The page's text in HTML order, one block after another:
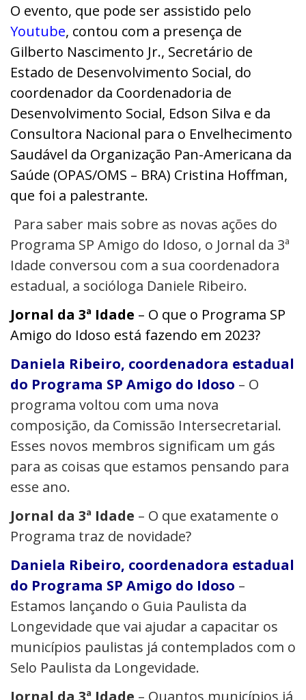
O evento, que pode ser assistido pelo
Youtube, contou com a presença de
Gilberto Nascimento Jr., Secretário de
Estado de Desenvolvimento Social, do
coordenador da Coordenadoria de
Desenvolvimento Social, Edson Silva e da
Consultora Nacional para o Envelhecimento
Saudável da Organização Pan-Americana da
Saúde (OPAS/OMS – BRA) Cristina Hoffman,
que foi a palestrante.
Para saber mais sobre as novas ações do
Programa SP Amigo do Idoso, o Jornal da 3ª
Idade conversou com a sua coordenadora
estadual, a socióloga Daniele Ribeiro.
Jornal da 3ª Idade – O que o Programa SP
Amigo do Idoso está fazendo em 2023?
Daniela Ribeiro, coordenadora estadual
do Programa SP Amigo do Idoso – O
programa voltou com uma nova
composição, da Comissão Intersecretarial.
Esses novos membros significam um gás
para as coisas que estamos pensando para
esse ano.
Jornal da 3ª Idade – O que exatamente o
Programa traz de novidade?
Daniela Ribeiro, coordenadora estadual
do Programa SP Amigo do Idoso –
Estamos lançando o Guia Paulista da
Longevidade que vai ajudar a capacitar os
municípios paulistas já contemplados com o
Selo Paulista da Longevidade.
Jornal da 3ª Idade – Quantos municípios já